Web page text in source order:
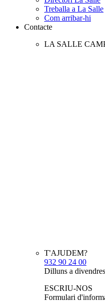
Treballa a La Salle
Com arribar-hi
Contacte
LA SALLE
T'AJUDEM?
932 90 24 00
Dilluns a
ESCRIU-NOS
Formulari